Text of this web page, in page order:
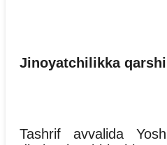
Jinoyatchilikka
Tashrif avvalida